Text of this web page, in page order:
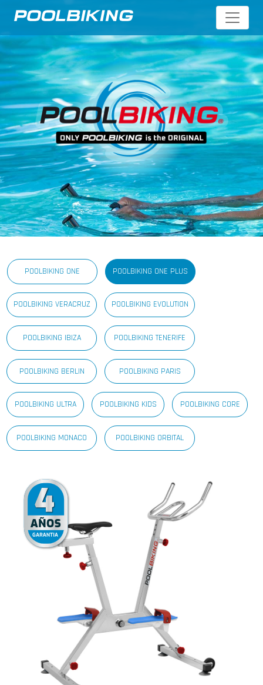
POOLBIKING ONE POOLBIKING ONE PLUS
POOLBIKING VERACRUZ POOLBIKING EVOLUTION
POOLBIKING IBIZA POOLBIKING TENERIFE
POOLBIKING BERLIN POOLBIKING PARIS
POOLBIKING ULTRA POOLBIKING KIDS POOLBIKING CORE
POOLBIKING MONACO POOLBIKING ORBITAL